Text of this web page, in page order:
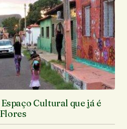
Cultural que já é